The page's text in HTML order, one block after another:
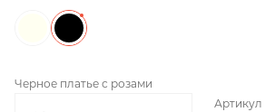
Черное платье с розами
Артикул